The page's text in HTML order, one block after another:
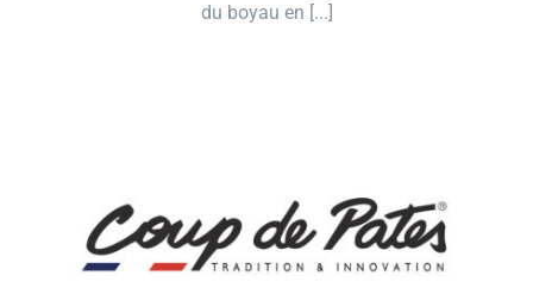
du boyau en [...]